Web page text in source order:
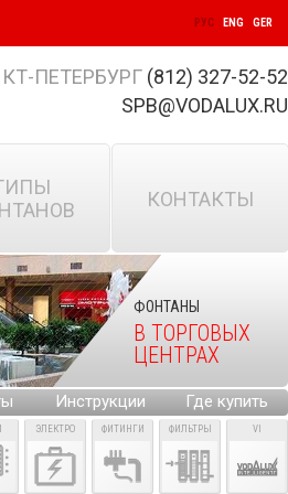
РУС ENG GER
ПЕТЕРБУРГ (812) 327-52-52
SPB@VODALUX.RU
КОНТАКТЫ
ФОНТАНЫ
В ТОРГОВЫХ
ЦЕНТРАХ
Инструкции Где купить
ЭЛЕКТРО ФИТИНГИ ФИЛЬТРЫ VI